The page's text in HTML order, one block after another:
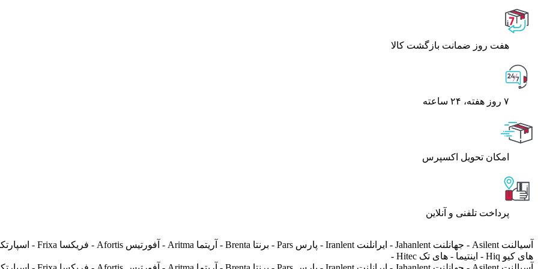
هفت روز ضمانت بازگشت کالا
۷ روز ﻫﻔﺘﻪ، ۲۴ ﺳﺎﻋﺘﻪ
اﻣﮑﺎن ﺗﺤﻮﯾﻞ اﮐﺴﭙﺮس
پرداخت تلفنی و آنلاین
های کیو Hiq - اینتیما - های تک Hitec -